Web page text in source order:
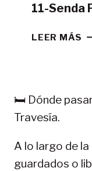
11-Senda
LEER MÁS
🛏️ Dónde pasar
Travesía.
A lo largo de
guardados o